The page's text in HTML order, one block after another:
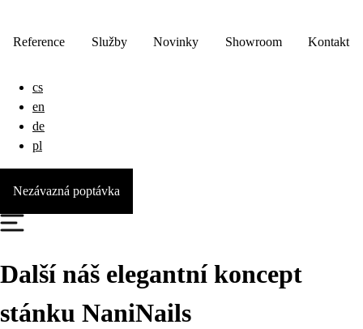
Reference Služby Novinky Showroom Kontakt
cs
en
de
pl
Nezávazná poptávka
Další náš elegantní koncept
stánku NaniNails